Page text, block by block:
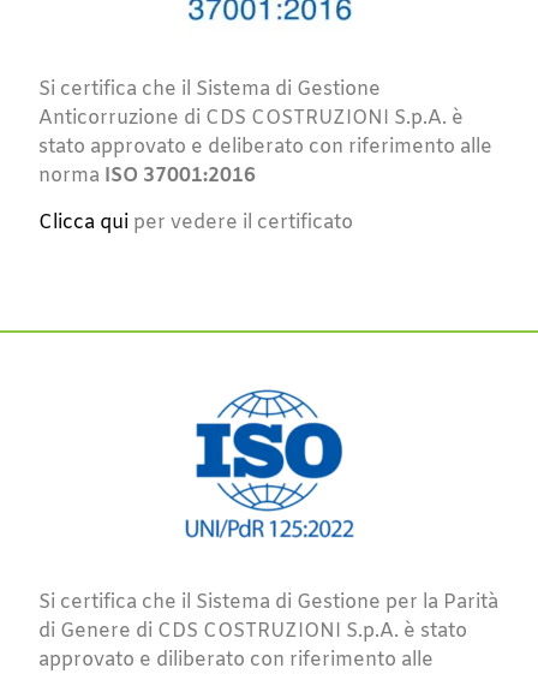
Si certifica che il Sistema di Gestione
Anticorruzione di CDS COSTRUZIONI S.p.A. è
stato approvato e deliberato con riferimento alle
norma ISO 37001:2016
Clicca qui per vedere il certificato
Si certifica che il Sistema di Gestione per la Parità
di Genere di CDS COSTRUZIONI S.p.A. è stato
approvato e diliberato con riferimento alle